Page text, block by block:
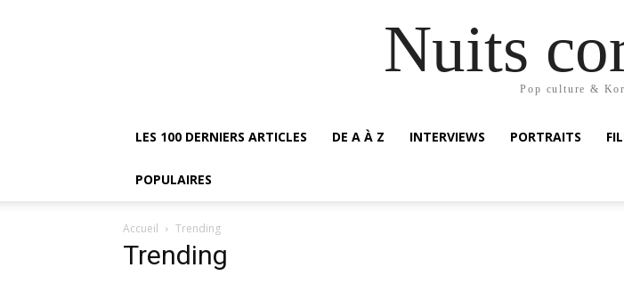
Nuits
Pop culture &
LES 100 DERNIERS ARTICLES DE A À Z INTERVIEWS PORTRAITS
POPULAIRES
Accueil Trending
Trending